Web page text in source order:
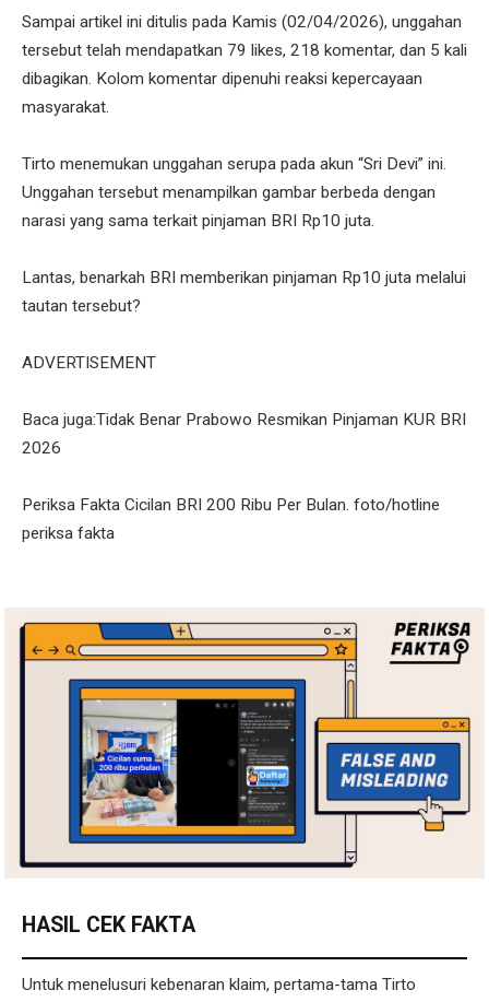
Sampai artikel ini ditulis pada Kamis (02/04/2026), unggahan
tersebut telah mendapatkan 79 likes, 218 komentar, dan 5 kali
dibagikan. Kolom komentar dipenuhi reaksi kepercayaan
masyarakat.
Tirto menemukan unggahan serupa pada akun “Sri Devi” ini.
Unggahan tersebut menampilkan gambar berbeda dengan
narasi yang sama terkait pinjaman BRI Rp10 juta.
Lantas, benarkah BRI memberikan pinjaman Rp10 juta melalui
tautan tersebut?
ADVERTISEMENT
Baca juga:Tidak Benar Prabowo Resmikan Pinjaman KUR BRI
2026
Periksa Fakta Cicilan BRI 200 Ribu Per Bulan. foto/hotline
periksa fakta
HASIL CEK FAKTA
Untuk menelusuri kebenaran klaim, pertama-tama Tirto